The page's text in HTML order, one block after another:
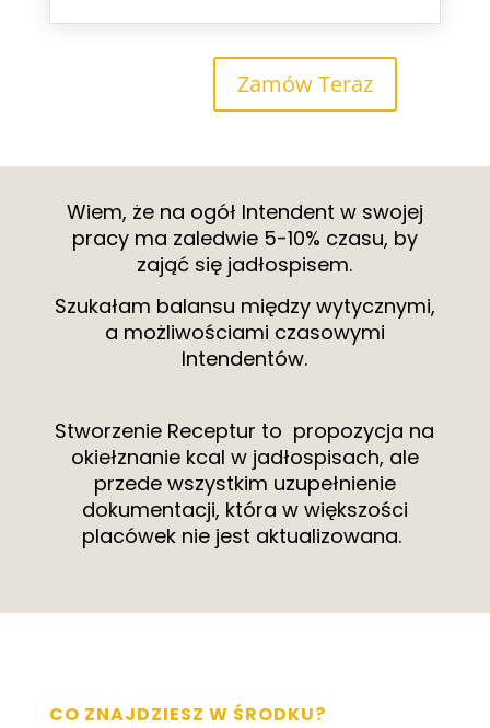
Zamów Teraz
Wiem, że na ogół Intendent w swojej
pracy ma zaledwie 5-10% czasu, by
zająć się jadłospisem.
Szukałam balansu między wytycznymi,
a możliwościami czasowymi
Intendentów.
Stworzenie Receptur to propozycja na
okiełznanie kcal w jadłospisach, ale
przede wszystkim uzupełnienie
dokumentacji, która w większości
placówek nie jest aktualizowana.
CO ZNAJDZIESZ W ŚRODKU?